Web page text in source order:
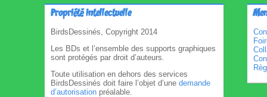
Propriété intellectuelle
BirdsDessinés, Copyright 2014
Les BDs et l’ensemble des supports graphiques
sont protégés par droit d’auteurs.
Toute utilisation en dehors des services
BirdsDessinés doit faire l’objet d’une demande
d’autorisation préalable.